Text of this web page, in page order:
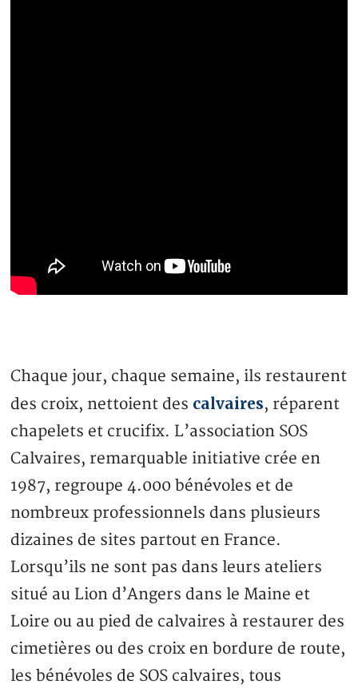
Chaque jour, chaque semaine, ils restaurent
des croix, nettoient des calvaires, réparent
chapelets et crucifix. L’association SOS
Calvaires, remarquable initiative crée en
1987, regroupe 4.000 bénévoles et de
nombreux professionnels dans plusieurs
dizaines de sites partout en France.
Lorsqu’ils ne sont pas dans leurs ateliers
situé au Lion d’Angers dans le Maine et
Loire ou au pied de calvaires à restaurer des
cimetières ou des croix en bordure de route,
les bénévoles de SOS calvaires, tous